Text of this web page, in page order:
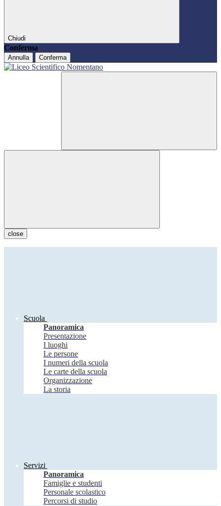
Chiudi
Conferma
Annulla Conferma
close
Scuola
Panoramica
Presentazione
I luoghi
Le persone
I numeri della scuola
Le carte della scuola
Organizzazione
La storia
Servizi
Panoramica
Famiglie e studenti
Personale scolastico
Percorsi di studio